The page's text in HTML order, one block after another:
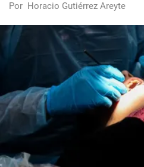
Por Horacio Gutiérrez Areyte